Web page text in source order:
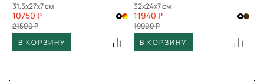
31,5x27x7 см
10750 ₽
21500 ₽
В КОРЗИНУ
32x24x7 см
11940 ₽
19900 ₽
В КОРЗИНУ